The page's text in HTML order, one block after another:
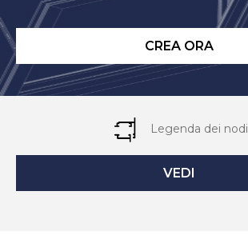
CREA ORA
Legenda dei nodi
VEDI